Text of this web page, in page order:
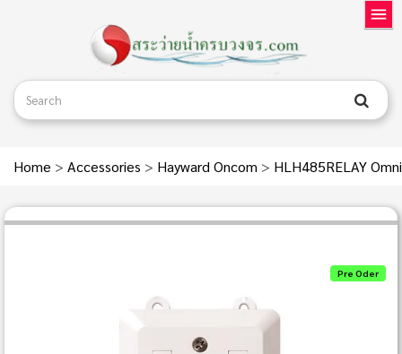
Home > Accessories > Hayward Oncom > HLH485RELAY
Pre Oder